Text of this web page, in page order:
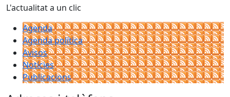
L'actualitat a un clic
Agenda
Agenda política
Avisos
Notícies
Publicacions